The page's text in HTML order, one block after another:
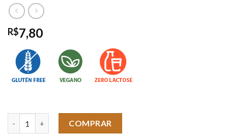
R$7,80
COMPRAR